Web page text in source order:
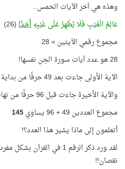
وهذه هي آخر الآيات الخمس..
عَالِمُ الْغَيْبِ فَلَا يُظْهِرُ عَلَى غَيْبِهِأَحَدًا(26)
مجموع رقمي الآيتين = 28
28 هو عدد آيات سورة الجن نفسها!
الآية الأولى جاءت بعد 49 حرفًا من بداية سورة الجن.
والآية الأخيرة جاءت قبل 96 حرفًا من نهاية سورة الجن!
مجموع العددين 49 + 96 يساوي
145
أتعلمون إلى ماذا يشير هذا العدد؟!
لقد ورد ذكر الرقم 1 في القرآن بشكل مفرد
نقصان!!